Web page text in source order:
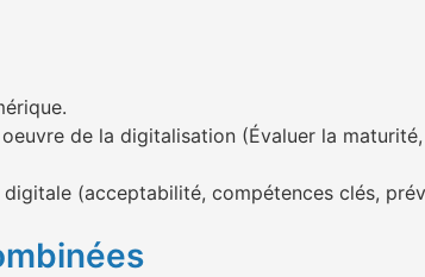
de la digitalisation (Évaluer la
digitale (acceptabilité, compétences clés,